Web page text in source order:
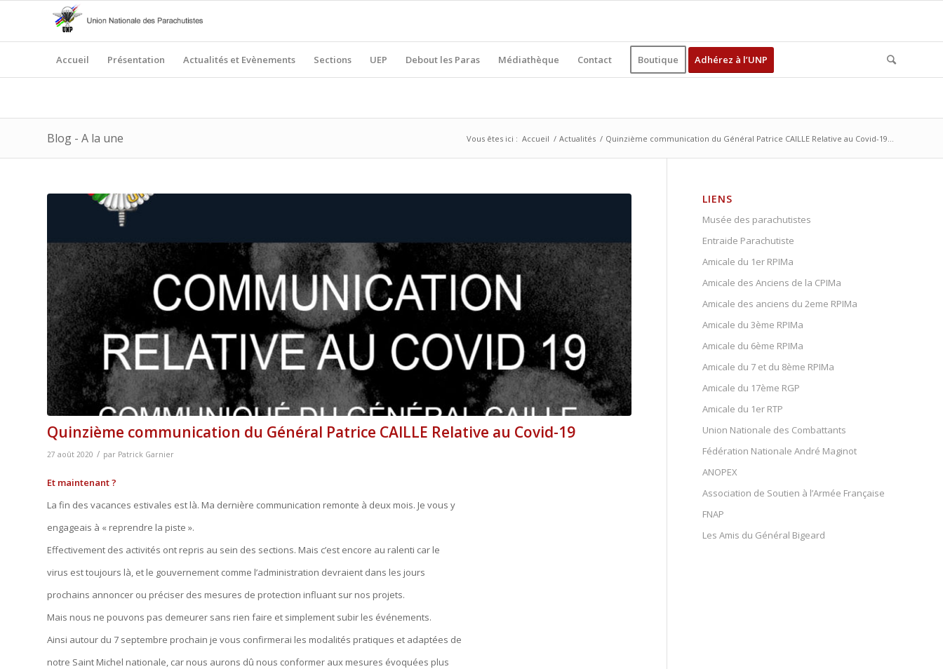
Accueil Présentation Actualités et Evènements Sections UEP Debout les Paras Médiathèque Contact Boutique Adhérez à l’UNP
Blog - A la une Vous êtes ici : Accueil / Actualités / Quinzième communication du Général Patrice CAILLE Relative au Covid-19...
Quinzième communication du Général Patrice CAILLE Relative au Covid-19
27 août 2020 / par Patrick Garnier
Et maintenant ?
La fin des vacances estivales est là. Ma dernière communication remonte à deux mois. Je vous y
engageais à « reprendre la piste ».
Effectivement des activités ont repris au sein des sections. Mais c’est encore au ralenti car le
virus est toujours là, et le gouvernement comme l’administration devraient dans les jours
prochains annoncer ou préciser des mesures de protection influant sur nos projets.
Mais nous ne pouvons pas demeurer sans rien faire et simplement subir les événements.
Ainsi autour du 7 septembre prochain je vous confirmerai les modalités pratiques et adaptées de
notre Saint Michel nationale, car nous aurons dû nous conformer aux mesures évoquées plus
LIENS
Musée des parachutistes
Entraide Parachutiste
Amicale du 1er RPIMa
Amicale des Anciens de la CPIMa
Amicale des anciens du 2eme RPIMa
Amicale du 3ème RPIMa
Amicale du 6ème RPIMa
Amicale du 7 et du 8ème RPIMa
Amicale du 17ème RGP
Amicale du 1er RTP
Union Nationale des Combattants
Fédération Nationale André Maginot
ANOPEX
Association de Soutien à l’Armée Française
FNAP
Les Amis du Général Bigeard